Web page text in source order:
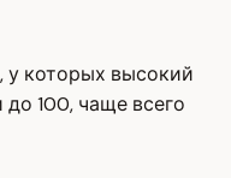
у которых высокий
100, чаще всего